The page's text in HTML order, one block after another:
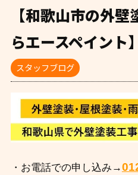
【和歌山市の外
らエースペイント
スタッフブログ
・お電話での申し込み→